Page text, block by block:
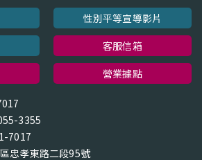
性別平等宣導影片
客服信箱
營業據點
3355
7017
忠孝東路二段95號